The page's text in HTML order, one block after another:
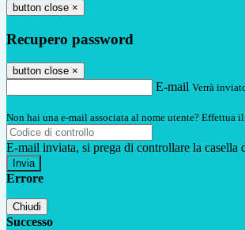
button close ×
Recupero password
button close ×
E-mail Verrà
Non hai una e-mail associata al nome utente? Effettua
E-mail inviata, si prega di controllare la casella
Errore
Chiudi
Successo